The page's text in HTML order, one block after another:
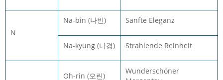
N
Na-bin (나빈) Sanfte Eleganz
Na-kyung (나경) Strahlende Reinheit
Oh-rin (오린)
Wunderschöner